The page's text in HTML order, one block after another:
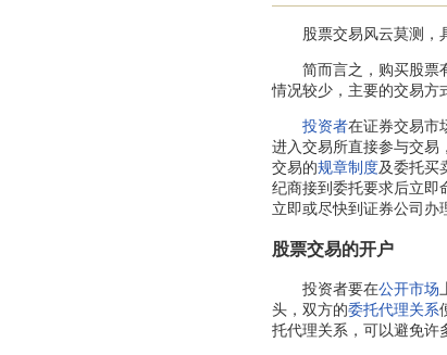
股票交易风云莫测，具
简而言之，购买股票有
情况较少，主要的交易方
投资者在证券交易市
进入交易所直接参与交易
交易的规章制度及委托买
纪商接到委托要求后立即
立即或尽快到证券公司办
股票交易的开户
投资者要在公开市场
头，双方的委托代理关系
托代理关系，可以避免许